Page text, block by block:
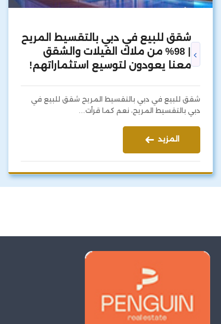
شقق للبيع في دبي بالتقسيط المريح
| 98% من ملاك الفيلات والشقق
معنا يعودون لتوسيع استثماراتهم!
شقق للبيع في دبي بالتقسيط المريح شقق للبيع في
دبي بالتقسيط المريح، نعم كما قرأت…
المزيد